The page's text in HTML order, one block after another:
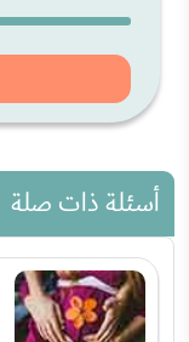
أسئلة ذات صلة